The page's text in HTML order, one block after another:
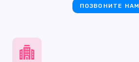
ПОЗВОНИТЕ НАМ